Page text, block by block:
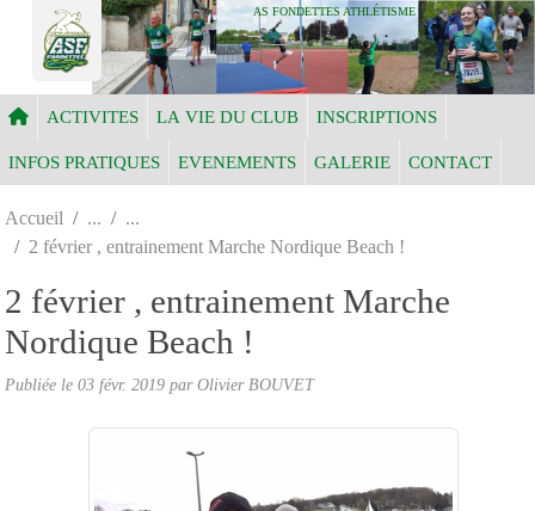
AS FONDETTES ATHLÉTISME
ACTIVITES LA VIE DU CLUB INSCRIPTIONS
INFOS PRATIQUES EVENEMENTS GALERIE CONTACT
Accueil
2 février , entrainement Marche Nordique Beach !
2 février , entrainement Marche
Nordique Beach !
Publiée le 03 févr. 2019 par Olivier BOUVET
Panneau de gestion des cookies